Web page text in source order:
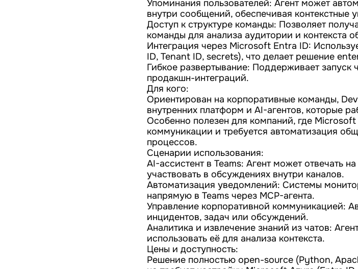
Упоминания пользователей: Агент может
внутри сообщений, обеспечивая контекстные
Доступ к структуре команды: Позволяет
команды для анализа аудитории и контекста
Интеграция через Microsoft Entra ID:
ID, Tenant ID, secrets), что делает решение
Гибкое развертывание: Поддерживает
продакшн-интеграций.
Для кого:
Ориентирован на корпоративные команды,
внутренних платформ и AI-агентов, которые
Особенно полезен для компаний, где
коммуникации и требуется автоматизация
процессов.
Сценарии использования:
AI-ассистент в Teams: Агент может отвечать
участвовать в обсуждениях внутри каналов.
Автоматизация уведомлений: Системы
напрямую в Teams через MCP-агента.
Управление корпоративной коммуникацией:
инцидентов, задач или обсуждений.
Аналитика и извлечение знаний из чатов:
использовать её для анализа контекста.
Цены и доступность:
Решение полностью open-source (Python,